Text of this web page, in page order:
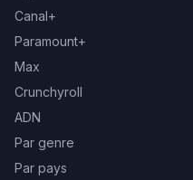
Canal+
Paramount+
Max
Crunchyroll
ADN
Par genre
Par pays